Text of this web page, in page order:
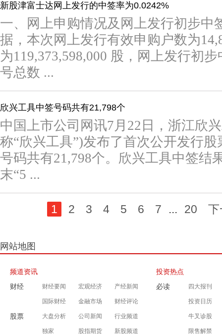
新股津富士达网上发行的中签率为0.0242%
一、网上申购情况及网上发行初步中
据，本次网上发行有效申购户数为
为119,373,598,000 股，网上发行初
号总数 ...
欣兴工具中签号码共有21,798个
中国上市公司网讯7月22日，浙江欣
称“欣兴工具”)发布了首次公开发行
号码共有21,798个。欣兴工具中签结
末“5 ...
1 2 3 4 5 6 7 ... 20 下
网站地图
频道资讯
财经
财经要闻 宏观经济 产经新闻
国际财经 金融市场 财经评论
股票 大盘分析 公司新闻 行业频道
独家 股指期货 新股频道
投资热点
必读
四大报刊
投资日历
牛叉诊股
限售解禁